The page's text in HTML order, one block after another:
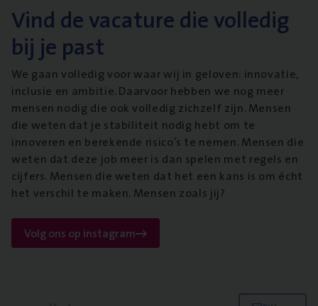
Vind de vacature die volledig
bij je past
We gaan volledig voor waar wij in geloven: innovatie,
inclusie en ambitie. Daarvoor hebben we nog meer
mensen nodig die ook volledig zichzelf zijn. Mensen
die weten dat je stabiliteit nodig hebt om te
innoveren en berekende risico’s te nemen. Mensen die
weten dat deze job meer is dan spelen met regels en
cijfers. Mensen die weten dat het een kans is om écht
het verschil te maken. Mensen zoals jij?
Volg ons op instagram